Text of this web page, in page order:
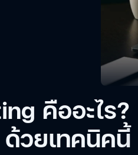
คืออะไร?
ด้วยเทคนิคนี้